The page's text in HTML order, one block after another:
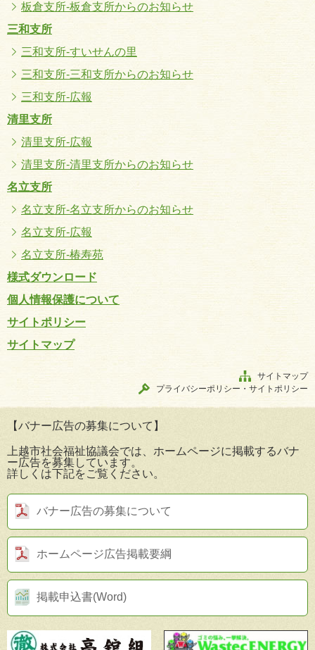
板倉支所-板倉支所からのお知らせ
三和支所
三和支所-すいせんの里
三和支所-三和支所からのお知らせ
三和支所-広報
清里支所
清里支所-広報
清里支所-清里支所からのお知らせ
名立支所
名立支所-名立支所からのお知らせ
名立支所-広報
名立支所-椿寿苑
様式ダウンロード
個人情報保護について
サイトポリシー
サイトマップ
サイトマップ
プライバシーポリシー・サイトポリシー
【バナー広告の募集について】
上越市社会福祉協議会では、ホームページに掲載するバナ
ー広告を募集しています。
詳しくは下記をご覧ください。
バナー広告の募集について
ホームページ広告掲載要綱
掲載申込書(Word)